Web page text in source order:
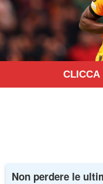
CLICCA
Non perdere le